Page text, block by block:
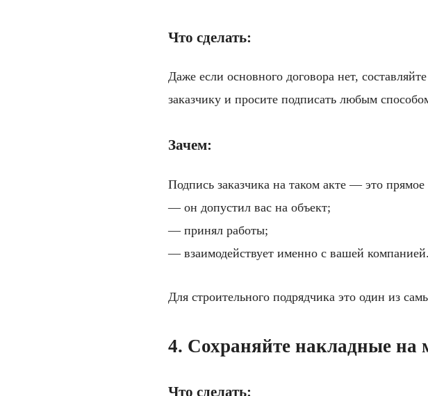
Что сделать:
Даже если основного договора нет,
заказчику и просите подписать любым
Зачем:
Подпись заказчика на таком акте — это прямое
— он допустил вас на объект;
— принял работы;
— взаимодействует именно с вашей компанией.
Для строительного подрядчика это один из
4. Сохраняйте накладные на
Что сделать: